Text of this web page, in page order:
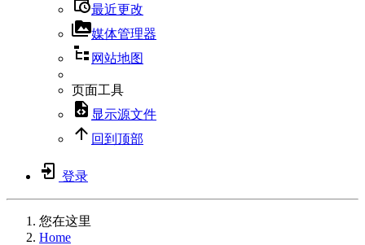
最近更改
媒体管理器
网站地图
页面工具
显示源文件
回到顶部
登录
您在这里
Home